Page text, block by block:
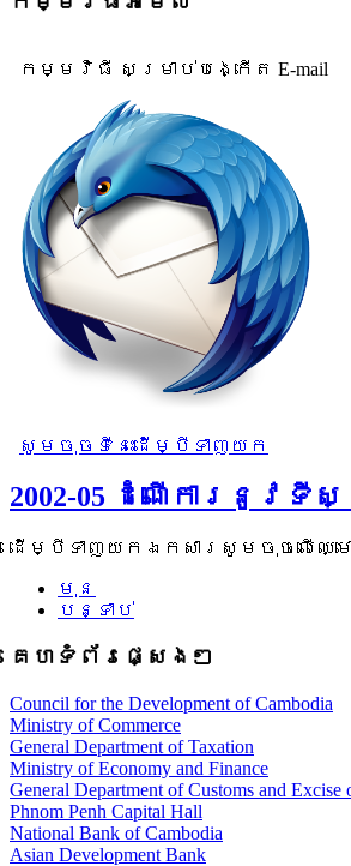
កម្មវិធី សម្រាប់បង្កើត E-mail
សូមចុចទីនេះដើម្បីទាញយក
2002-05 ដំណើការនូ
ដើម្បីទាញយកឯកសារសូមចុចលើឈ្មោះ
មុន
បន្ទាប់
គេហទំព័រផ្សេងៗ
Council for the Development of Cambodia
Ministry of Commerce
General Department of Taxation
Ministry of Economy and Finance
General Department of Customs and Excise
Phnom Penh Capital Hall
National Bank of Cambodia
Asian Development Bank